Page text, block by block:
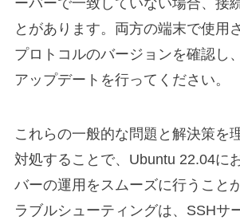
ーバーで一致していない場合、接
とがあります。両方の端末で使用
プロトコルのバージョンを確認し
アップデートを行ってください。
これらの一般的な問題と解決策を
対処することで、Ubuntu 22.04に
バーの運用をスムーズに行うこと
ラブルシューティングは、SSHサ